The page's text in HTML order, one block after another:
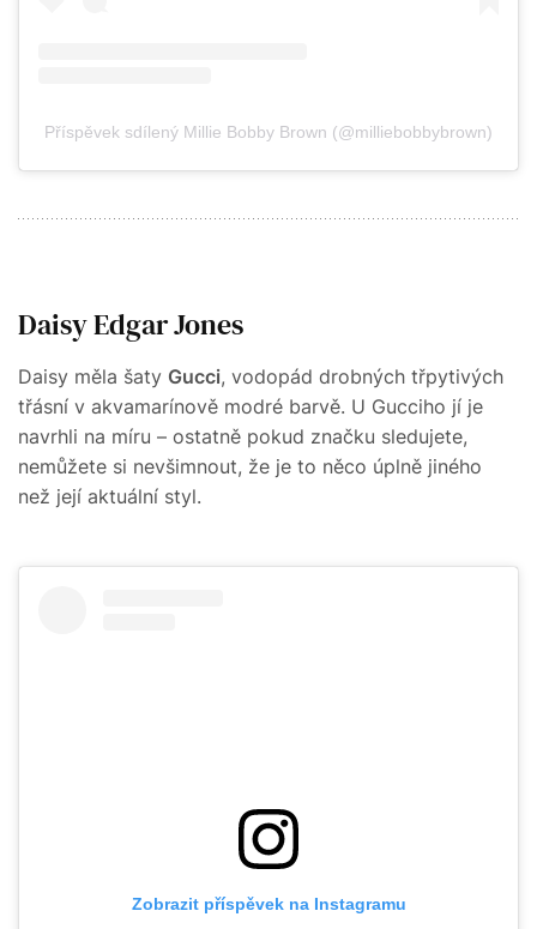
Příspěvek sdílený Millie Bobby Brown (@milliebobbybrown)
Daisy Edgar Jones
Daisy měla šaty Gucci, vodopád drobných třpytivých
třásní v akvamarínově modré barvě. U Gucciho jí je
navrhli na míru – ostatně pokud značku sledujete,
nemůžete si nevšimnout, že je to něco úplně jiného
než její aktuální styl.
Zobrazit příspěvek na Instagramu